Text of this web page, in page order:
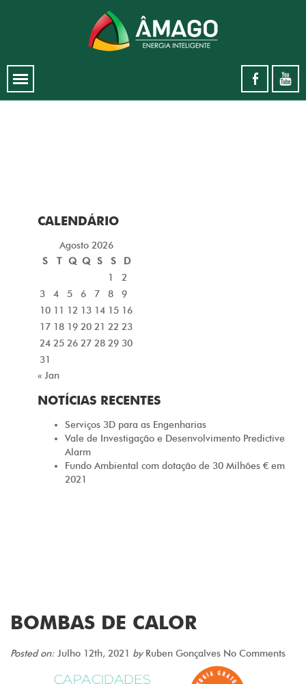
CALENDÁRIO
Agosto 2026
S
T Q Q S S
D
1
2
3
4 5 6 7 8
9
10 11 12 13 14 15 16
17 18 19 20 21 22 23
24 25 26 27 28 29 30
31
« Jan
NOTÍCIAS RECENTES
Serviços 3D para as Engenharias
Vale de Investigação e Desenvolvimento Predictive
Alarm
Fundo Ambiental com dotação de 30 Milhões € em
2021
BOMBAS DE CALOR
Posted on: Julho 12th, 2021 byRuben Gonçalves No Comments